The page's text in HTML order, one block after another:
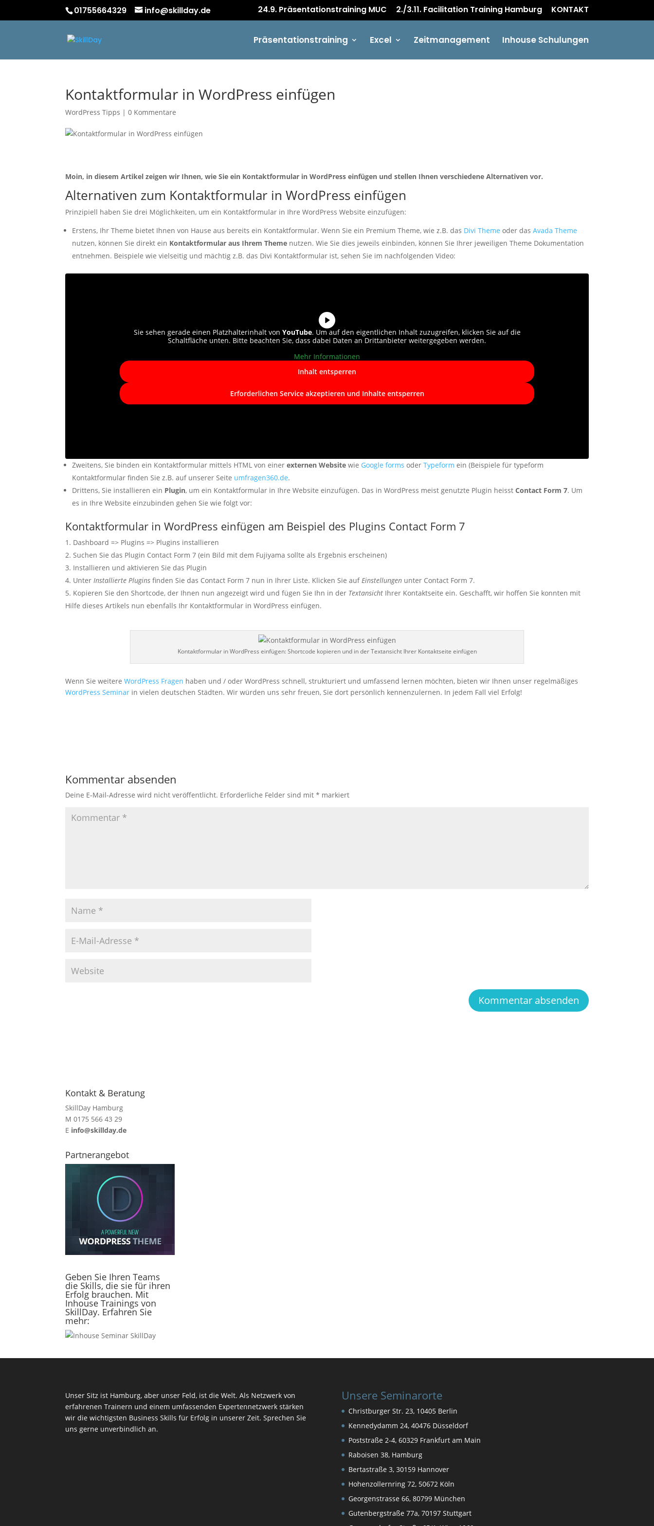
01755664329 info@skillday.de 24.9. Präsentationstraining MUC 2./3.11. Facilitation Training Hamburg KONTAKT
Präsentationstraining Excel Zeitmanagement Inhouse Schulungen
Kontaktformular in WordPress einfügen
WordPress Tipps |0 Kommentare
Moin, in diesem Artikel zeigen wir Ihnen, wie Sie ein Kontaktformular in WordPress einfügen und stellen Ihnen verschiedene Alternativen vor.
Alternativen zum Kontaktformular in WordPress einfügen
Prinzipiell haben Sie drei Möglichkeiten, um ein Kontaktformular in Ihre WordPress Website einzufügen:
Erstens, Ihr Theme bietet Ihnen von Hause aus bereits ein Kontaktformular. Wenn Sie ein Premium Theme, wie z.B. das Divi Theme oder dasAvada Theme
nutzen, können Sie direkt ein Kontaktformular aus Ihrem Theme nutzen. Wie Sie dies jeweils einbinden, können Sie Ihrer jeweiligen Theme Dokumentation
entnehmen. Beispiele wie vielseitig und mächtig z.B. das Divi Kontaktformular ist, sehen Sie im nachfolgenden Video:
Sie sehen gerade einen Platzhalterinhalt von YouTube. Um auf den eigentlichen Inhalt zuzugreifen, klicken Sie auf die
Schaltfläche unten. Bitte beachten Sie, dass dabei Daten an Drittanbieter weitergegeben werden.
Mehr Informationen
Inhalt entsperren
Erforderlichen Service akzeptieren und Inhalte entsperren
Zweitens, Sie binden ein Kontaktformular mittels HTML von einerexternen Website wie Google forms oderTypeform ein (Beispiele für typeform
Kontaktformular finden Sie z.B. auf unserer Seite umfragen360.de.
Drittens, Sie installieren ein Plugin, um ein Kontaktformular in Ihre Website einzufügen. Das in WordPress meist genutzte Plugin heisstContact Form 7. Um
es in Ihre Website einzubinden gehen Sie wie folgt vor:
Kontaktformular in WordPress einfügen am Beispiel des Plugins Contact Form 7
Dashboard => Plugins => Plugins installieren
Suchen Sie das Plugin Contact Form 7 (ein Bild mit dem Fujiyama sollte als Ergebnis erscheinen)
Installieren und aktivieren Sie das Plugin
Unter Installierte Plugins finden Sie das Contact Form 7 nun in Ihrer Liste. Klicken Sie auf Einstellungen unter Contact Form 7.
Kopieren Sie den Shortcode, der Ihnen nun angezeigt wird und fügen Sie Ihn in der Textansicht Ihrer Kontaktseite ein. Geschafft, wir hoffen Sie konnten mit
Hilfe dieses Artikels nun ebenfalls Ihr Kontaktformular in WordPress einfügen.
Kontaktformular in WordPress einfügen: Shortcode kopieren und in der Textansicht Ihrer Kontaktseite einfügen
Wenn Sie weitereWordPress Fragen haben und / oder WordPress schnell, strukturiert und umfassend lernen möchten, bieten wir Ihnen unser regelmäßiges
WordPress Seminar in vielen deutschen Städten. Wir würden uns sehr freuen, Sie dort persönlich kennenzulernen. In jedem Fall viel Erfolg!
Kommentar absenden
Deine E-Mail-Adresse wird nicht veröffentlicht. Erforderliche Felder sind mit* markiert
Kontakt & Beratung
SkillDay Hamburg
M 0175 566 43 29
E info@skillday.de
Partnerangebot
Geben Sie Ihren Teams
die Skills, die sie für ihren
Erfolg brauchen. Mit
Inhouse Trainings von
SkillDay. Erfahren Sie
mehr:
Unser Sitz ist Hamburg, aber unser Feld, ist die Welt. Als Netzwerk von
erfahrenen Trainern und einem umfassenden Expertennetzwerk stärken
wir die wichtigsten Business Skills für Erfolg in unserer Zeit. Sprechen Sie
uns gerne unverbindlich an.
Unsere Seminarorte
Christburger Str. 23, 10405 Berlin
Kennedydamm 24, 40476 Düsseldorf
Poststraße 2-4, 60329 Frankfurt am Main
Raboisen 38, Hamburg
Bertastraße 3, 30159 Hannover
Hohenzollernring 72, 50672 Köln
Georgenstrasse 66, 80799 München
Gutenbergstraße 77a, 70197 Stuttgart